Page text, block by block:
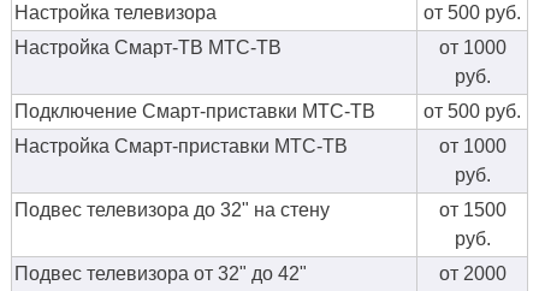
Настройка телевизора
от 500 руб.
Настройка Смарт-ТВ МТС-ТВ
от 1000
руб.
Подключение Смарт-приставки МТС-ТВ
от 500 руб.
Настройка Смарт-приставки МТС-ТВ
от 1000
руб.
Подвес телевизора до 32" на стену
от 1500
руб.
Подвес телевизора от 32" до 42"
от 2000